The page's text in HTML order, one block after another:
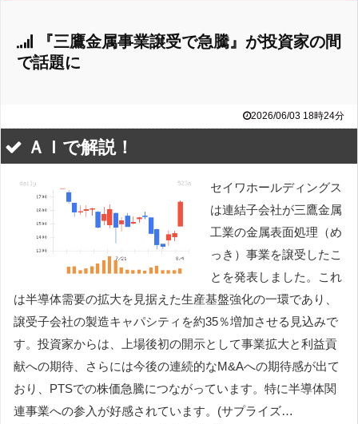
a
『三鷹金属事業譲受で急騰』が投資家の間
で話題に
2026/06/03 18時24分
ＡＩで解説！
セイワホールディングス
は連結子会社が三鷹金属
工業の金属表面処理（め
っき）事業を譲受したこ
とを発表しました。これ
は半導体需要の拡大を見据えた生産基盤強化の一環であり、
譲受子会社の製造キャパシティを約35％増加させる見込みで
す。投資家からは、上場後初の開示として事業拡大と利益貢
献への期待、さらには今後の連続的なM&Aへの期待感が出て
おり、PTSでの株価急騰につながっています。特に半導体関
連事業への参入が好感されています。(サプライズ…